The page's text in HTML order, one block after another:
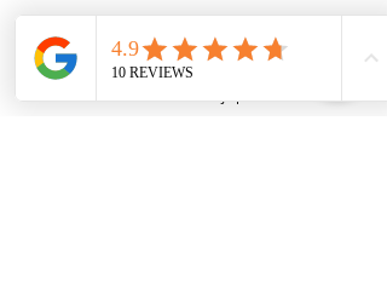
MAILLOT DE BALLET TUTU INHEART